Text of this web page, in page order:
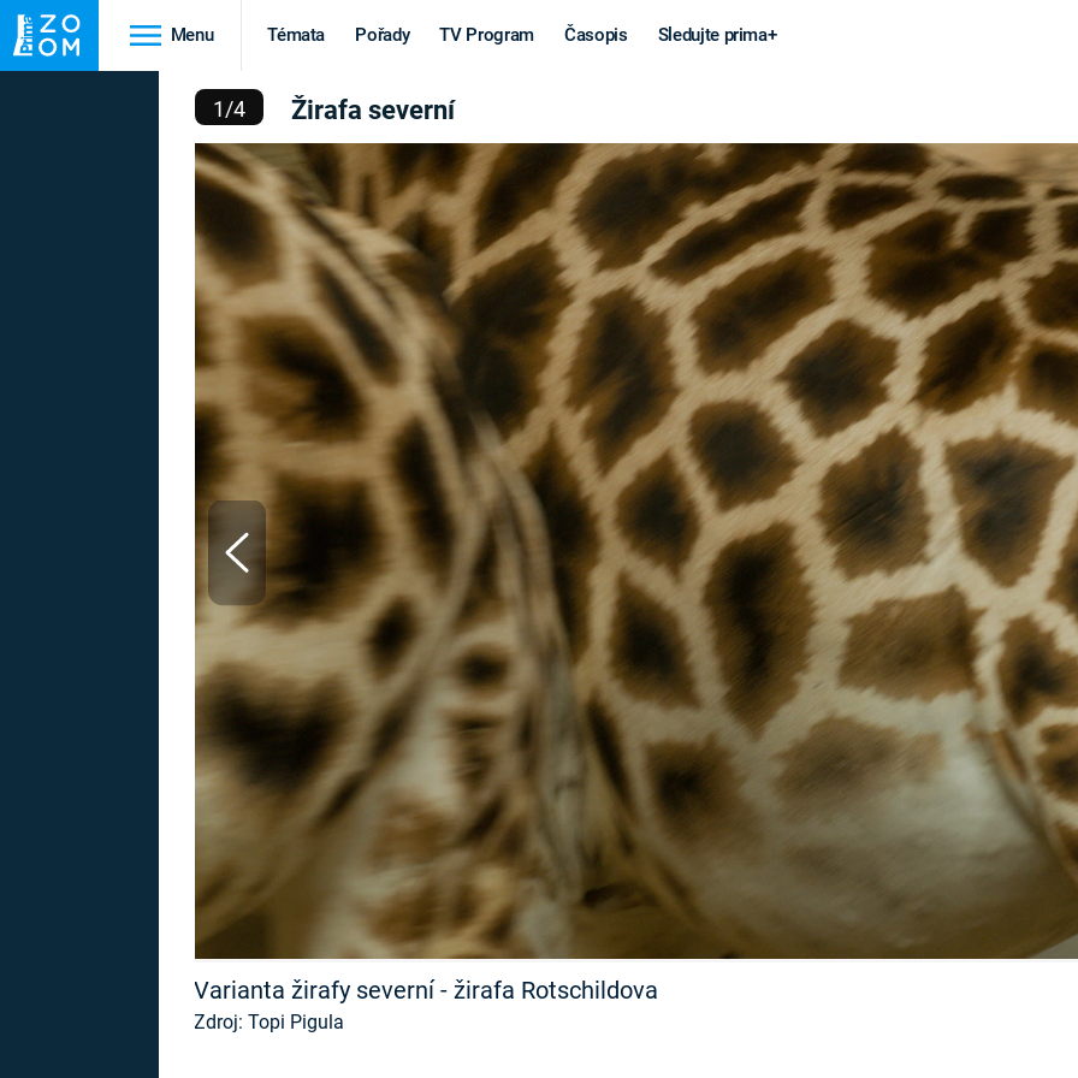
Menu Témata Pořady TV Program Časopis Sledujte prima+
HEDVÁBNÁ STEZKA
Historie
VIKINGOVÉ
EPIDEMIE A
PANDEMIE
STAROVĚKÝ EGYPT
Věda a
technika
KORONAVIRUS
VESMÍR
MARS
Války
STUDENÁ
VÁLKA VE
VIETNAMU
VÁLEČNÉ
SERIÁLY
světová válka
Výročí
MARIE TEREZIE
NAPOLEON
BONAPARTE
BRITSKÁ
KRÁLOVSKÁ
RODINA
Záhady a
konspirace
UFO A
MIMOZEMŠŤANÉ
UTAJENÉ PŘÍBĚHY
ČESKÝCH DĚJIN
ALTERNATIVNÍ
HISTORIE
FILMY
REALITA
HORORY
REALITA
OPTICKÉ
KLAMY
SEVERNÍ
1/4 Žirafa severní
Varianta žirafy severní - žirafa Rotschildova
Zdroj: Topi Pigula